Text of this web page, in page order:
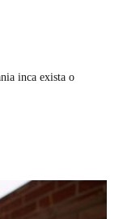
inca exista o